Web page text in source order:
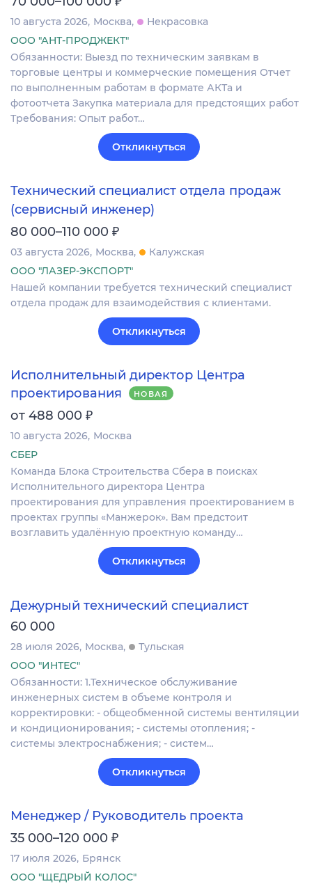
10 августа 2026 Москва
Некрасовка
ООО "АНТ-ПРОДЖЕКТ"
Обязанности: Выезд по техническим заявкам в
торговые центры и коммерческие помещения Отчет
по выполненным работам в формате АКТа и
фотоотчета Закупка материала для предстоящих работ
Требования: Опыт работ…
Откликнуться
Технический специалист отдела продаж
(сервисный инженер)
80 000–110 000 ₽
03 августа 2026 Москва
Калужская
ООО "ЛАЗЕР-ЭКСПОРТ"
Нашей компании требуется технический специалист
отдела продаж для взаимодействия с клиентами.
Откликнуться
Исполнительный директор Центра
проектирования
НОВАЯ
от 488 000 ₽
10 августа 2026 Москва
СБЕР
Команда Блока Строительства Сбера в поисках
Исполнительного директора Центра
проектирования для управления проектированием в
проектах группы «Манжерок». Вам предстоит
возглавить удалённую проектную команду…
Откликнуться
Дежурный технический специалист
60 000
28 июля 2026 Москва
Тульская
ООО "ИНТЕС"
Обязанности: 1.Техническое обслуживание
инженерных систем в объеме контроля и
корректировки: - общеобменной системы вентиляции
и кондиционирования; - системы отопления; -
системы электроснабжения; - систем…
Откликнуться
Менеджер / Руководитель проекта
35 000–120 000 ₽
17 июля 2026 Брянск
ООО "ЩЕДРЫЙ КОЛОС"